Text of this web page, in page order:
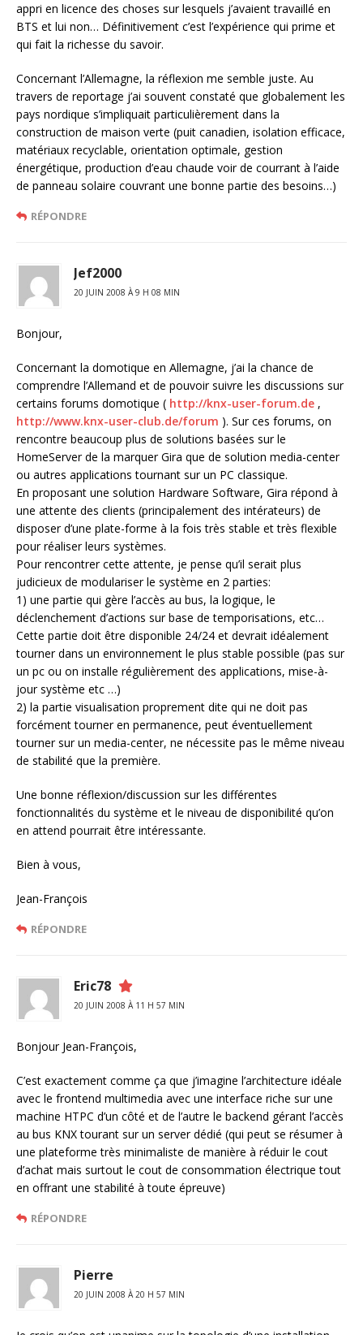
appri en licence des choses sur lesquels j’avaient travaillé en
BTS et lui non… Définitivement c’est l’expérience qui prime et
qui fait la richesse du savoir.
Concernant l’Allemagne, la réflexion me semble juste. Au
travers de reportage j’ai souvent constaté que globalement les
pays nordique s’impliquait particulièrement dans la
construction de maison verte (puit canadien, isolation efficace,
matériaux recyclable, orientation optimale, gestion
énergétique, production d’eau chaude voir de courrant à l’aide
de panneau solaire couvrant une bonne partie des besoins…)
RÉPONDRE
Jef2000
20 JUIN 2008 À 9 H 08 MIN
Bonjour,
Concernant la domotique en Allemagne, j’ai la chance de
comprendre l’Allemand et de pouvoir suivre les discussions sur
certains forums domotique ( http://knx-user-forum.de ,
http://www.knx-user-club.de/forum ). Sur ces forums, on
rencontre beaucoup plus de solutions basées sur le
HomeServer de la marquer Gira que de solution media-center
ou autres applications tournant sur un PC classique.
En proposant une solution Hardware Software, Gira répond à
une attente des clients (principalement des intérateurs) de
disposer d’une plate-forme à la fois très stable et très flexible
pour réaliser leurs systèmes.
Pour rencontrer cette attente, je pense qu’il serait plus
judicieux de modulariser le système en 2 parties:
1) une partie qui gère l’accès au bus, la logique, le
déclenchement d’actions sur base de temporisations, etc…
Cette partie doit être disponible 24/24 et devrait idéalement
tourner dans un environnement le plus stable possible (pas sur
un pc ou on installe régulièrement des applications, mise-à-
jour système etc …)
2) la partie visualisation proprement dite qui ne doit pas
forcément tourner en permanence, peut éventuellement
tourner sur un media-center, ne nécessite pas le même niveau
de stabilité que la première.
Une bonne réflexion/discussion sur les différentes
fonctionnalités du système et le niveau de disponibilité qu’on
en attend pourrait être intéressante.
Bien à vous,
Jean-François
RÉPONDRE
Eric78
20 JUIN 2008 À 11 H 57 MIN
Bonjour Jean-François,
C’est exactement comme ça que j’imagine l’architecture idéale
avec le frontend multimedia avec une interface riche sur une
machine HTPC d’un côté et de l’autre le backend gérant l’accès
au bus KNX tourant sur un server dédié (qui peut se résumer à
une plateforme très minimaliste de manière à réduir le cout
d’achat mais surtout le cout de consommation électrique tout
en offrant une stabilité à toute épreuve)
RÉPONDRE
Pierre
20 JUIN 2008 À 20 H 57 MIN